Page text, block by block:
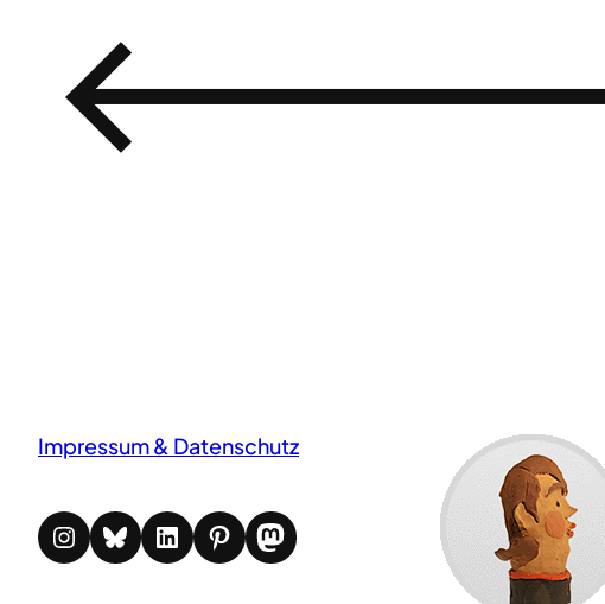
←
Impressum & Datenschutz
Instagram Bluesky LinkedIn Pinterest Mastodon